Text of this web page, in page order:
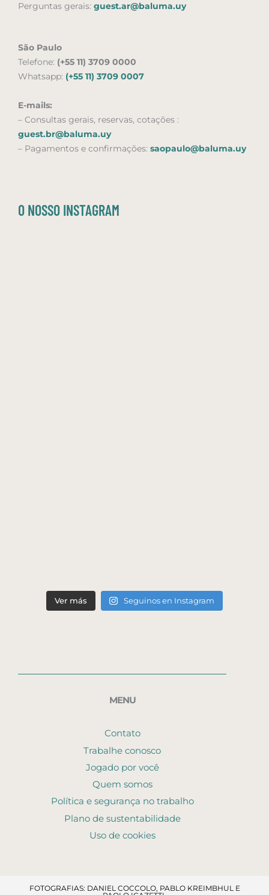
Perguntas gerais: guest.ar@baluma.uy
São Paulo
Telefone: (+55 11) 3709 0000
Whatsapp: (+55 11) 3709 0007
E-mails:
– Consultas gerais, reservas, cotações :
guest.br@baluma.uy
– Pagamentos e confirmações: saopaulo@baluma.uy
O NOSSO INSTAGRAM
Ver más Seguinos en Instagram
MENU
Contato
Trabalhe conosco
Jogado por você
Quem somos
Política e segurança no trabalho
Plano de sustentabilidade
Uso de cookies
FOTOGRAFIAS: DANIEL COCCOLO, PABLO KREIMBHUL E